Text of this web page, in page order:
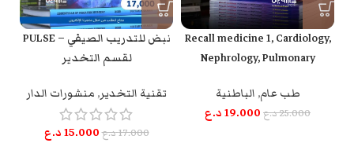
Recall medicine 1, Cardiology,
Nephrology, Pulmonary
طب عام, الباطنية
25.000د.ع 19.000د.ع
PULSE – نبض للتدريب الصيفي
لقسم التخدير
تقنية التخدير, منشورات الدار
17.000د.ع15.000د.ع